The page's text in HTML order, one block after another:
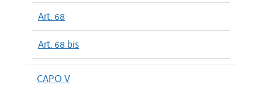
Art. 68
Art. 68 bis
CAPO V